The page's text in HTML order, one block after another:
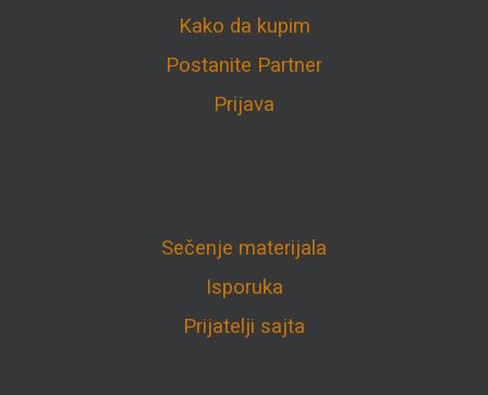
Kako da kupim
Postanite Partner
Prijava
Sečenje materijala
Isporuka
Prijatelji sajta